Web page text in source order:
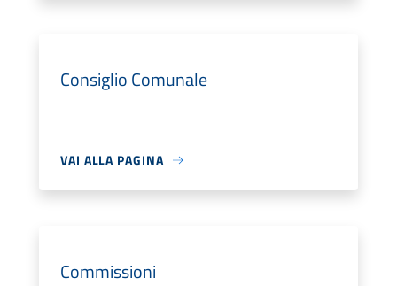
Consiglio Comunale
VAI ALLA PAGINA
Commissioni